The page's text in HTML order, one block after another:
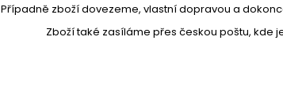
Případně zboží dovezeme, vlastní dopravou a
Zboží také zasíláme přes českou poštu, kde